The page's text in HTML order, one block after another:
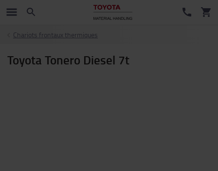
Chariots frontaux thermiques
Toyota Tonero Diesel 7t